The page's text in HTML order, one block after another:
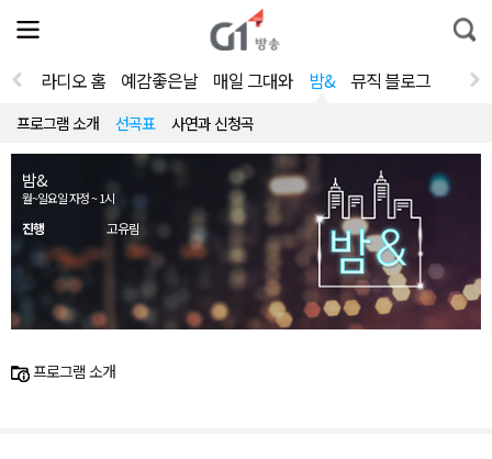
전
체
뉴
열
통
합
라디오 홈 예감좋은날 매일 그대와 밤& 뮤직 블로그
프로그램 소개 선곡표 사연과 신청곡
밤&
월~일요일 자정 ~ 1시
진행 고유림
프로그램 소개